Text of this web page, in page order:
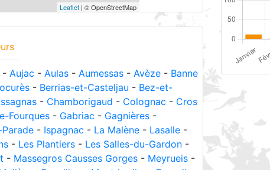
Leaflet| © OpenStreetMap
- Aujac - Aulas - Aumessas - Avèze - Banne
- Berrias-et-Casteljau - Bez-et-
- Chamborigaud - Colognac - Cros
Fourques - Gabriac - Gagnières -
- Ispagnac - La Malène - Lasalle -
- Les Plantiers - Les Salles-du-Gardon -
- Massegros Causses Gorges - Meyrueis -